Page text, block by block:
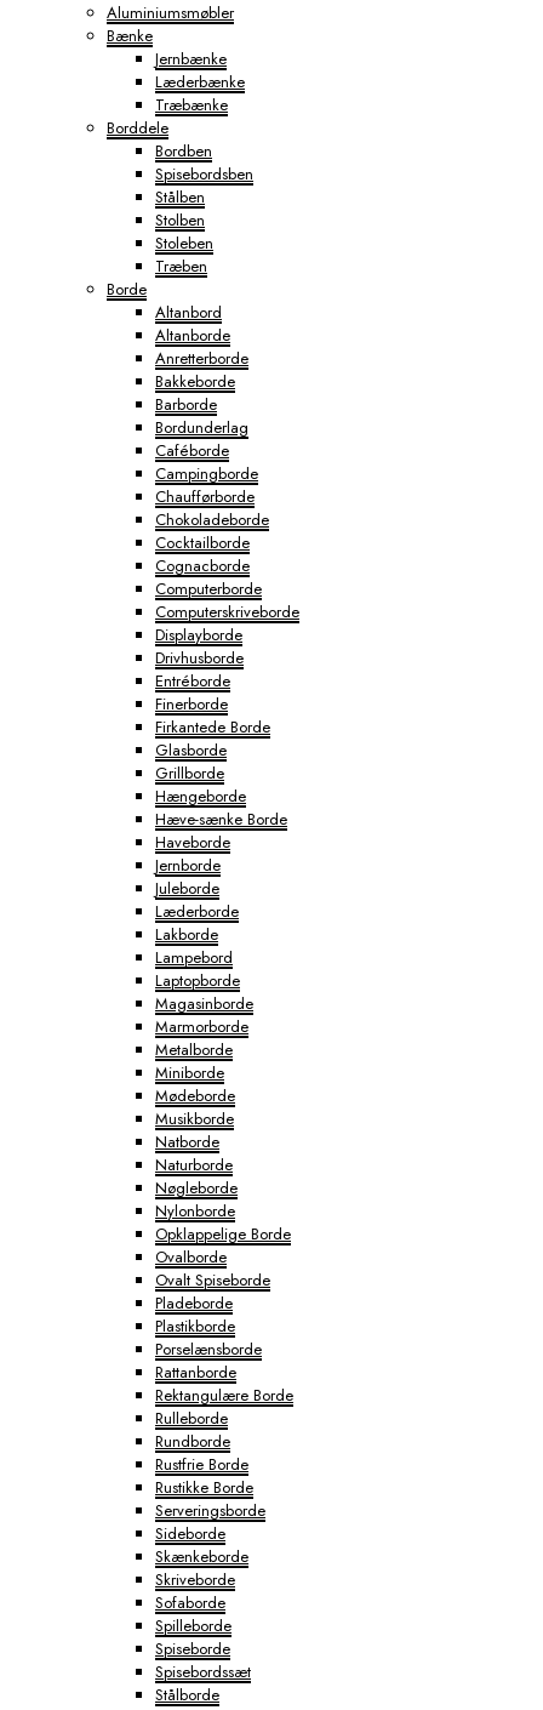
Aluminiumsmøbler
Bænke
Jernbænke
Læderbænke
Træbænke
Borddele
Bordben
Spisebordsben
Stålben
Stolben
Stoleben
Træben
Borde
Altanbord
Altanborde
Anretterborde
Bakkeborde
Barborde
Bordunderlag
Caféborde
Campingborde
Chaufførborde
Chokoladeborde
Cocktailborde
Cognacborde
Computerborde
Computerskriveborde
Displayborde
Drivhusborde
Entréborde
Finerborde
Firkantede Borde
Glasborde
Grillborde
Hængeborde
Hæve-sænke Borde
Haveborde
Jernborde
Juleborde
Læderborde
Lakborde
Lampebord
Laptopborde
Magasinborde
Marmorborde
Metalborde
Miniborde
Mødeborde
Musikborde
Natborde
Naturborde
Nøgleborde
Nylonborde
Opklappelige Borde
Ovalborde
Ovalt Spiseborde
Pladeborde
Plastikborde
Porselænsborde
Rattanborde
Rektangulære Borde
Rulleborde
Rundborde
Rustfrie Borde
Rustikke Borde
Serveringsborde
Sideborde
Skænkeborde
Skriveborde
Sofaborde
Spilleborde
Spiseborde
Spisebordssæt
Stålborde